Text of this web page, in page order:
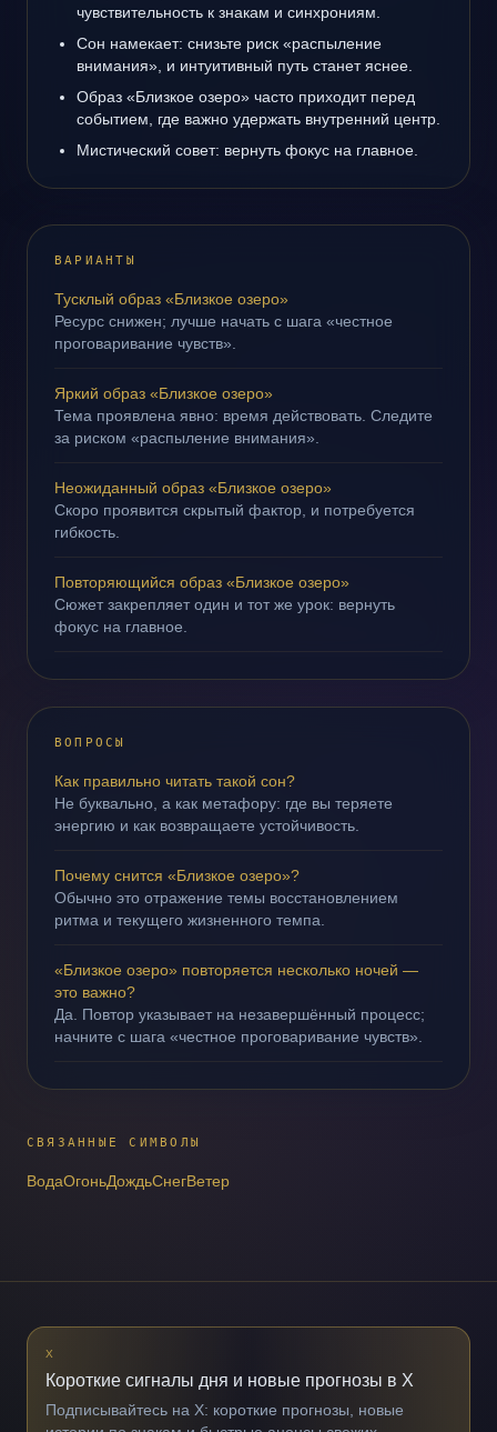
чувствительность к знакам и синхрониям.
Сон намекает: снизьте риск «распыление
внимания», и интуитивный путь станет яснее.
Образ «Близкое озеро» часто приходит перед
событием, где важно удержать внутренний центр.
Мистический совет: вернуть фокус на главное.
ВАРИАНТЫ
Тусклый образ «Близкое озеро»
Ресурс снижен; лучше начать с шага «честное
проговаривание чувств».
Яркий образ «Близкое озеро»
Тема проявлена явно: время действовать. Следите
за риском «распыление внимания».
Неожиданный образ «Близкое озеро»
Скоро проявится скрытый фактор, и потребуется
гибкость.
Повторяющийся образ «Близкое озеро»
Сюжет закрепляет один и тот же урок: вернуть
фокус на главное.
ВОПРОСЫ
Как правильно читать такой сон?
Не буквально, а как метафору: где вы теряете
энергию и как возвращаете устойчивость.
Почему снится «Близкое озеро»?
Обычно это отражение темы восстановлением
ритма и текущего жизненного темпа.
«Близкое озеро» повторяется несколько ночей —
это важно?
Да. Повтор указывает на незавершённый процесс;
начните с шага «честное проговаривание чувств».
СВЯЗАННЫЕ СИМВОЛЫ
ВодаОгоньДождьСнегВетер
X
Короткие сигналы дня и новые прогнозы в X
Подписывайтесь на X: короткие прогнозы, новые